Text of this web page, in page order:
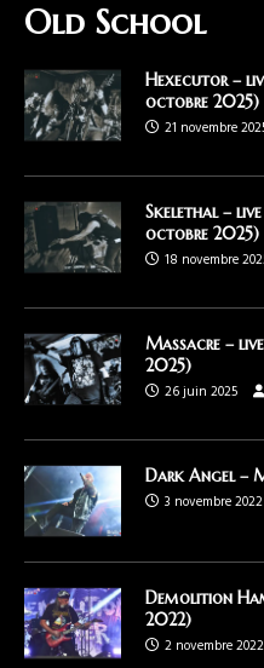
Old School
Hexecutor –
octobre 2025)
21 novembre
Skelethal – live
octobre 2025)
18 novembre
Massacre –
2025)
26 juin 2025
Dark Angel –
3 novembre 2022
Demolition
2022)
2 novembre 2022